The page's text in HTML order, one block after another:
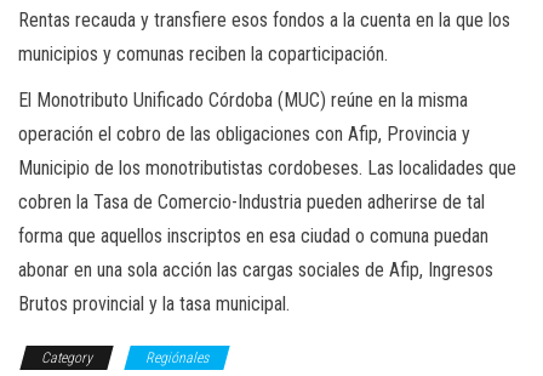
Rentas recauda y transfiere esos fondos a la cuenta en la que los
municipios y comunas reciben la coparticipación.
El Monotributo Unificado Córdoba (MUC) reúne en la misma
operación el cobro de las obligaciones con Afip, Provincia y
Municipio de los monotributistas cordobeses. Las localidades que
cobren la Tasa de Comercio-Industria pueden adherirse de tal
forma que aquellos inscriptos en esa ciudad o comuna puedan
abonar en una sola acción las cargas sociales de Afip, Ingresos
Brutos provincial y la tasa municipal.
Category Regiónales